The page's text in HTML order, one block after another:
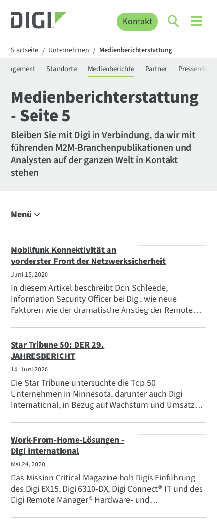
Kontakt
Startseite / Unternehmen / Medienberichterstattung
Standorte Medienberichte Partner
Medienberichterstattung
- Seite 5
Bleiben Sie mit Digi in Verbindung, da wir mit
führenden M2M-Branchenpublikationen und
Analysten auf der ganzen Welt in Kontakt
stehen
Menü
Auszeichnungen und Anerkennungen
Karriere
Geschäftsführung
Standorte
Medienberichterstattung
Zugehörig
Logos und Fotos
Webinare
Mobilfunk Konnektivität an
vorderster Front der Netzwerksicherheit
Juni 15, 2020
In diesem Artikel beschreibt Don Schleede,
Information Security Officer bei Digi, wie neue
Faktoren wie der dramatische Anstieg der Remote
Faktoren, die zu berücksichtigen sind, sowie
Lösungen zur Erhöhung der
Unternehmenssicherheit.
Star Tribune 50: DER 29.
JAHRESBERICHT
14. Juni 2020
Die Star Tribune untersuchte die Top 50
Unternehmen in Minnesota, darunter auch Digi
International, in Bezug auf Wachstum und Umsatz
2020 wahrscheinlich ganz anders aussehen wird.
Work-From-Home-Lösungen -
Digi International
Mai 24, 2020
Das Mission Critical Magazine hob Digis Einführung
des Digi EX15, Digi 6310-DX, Digi Connect® IT und des
Digi Remote Manager® Hardware- und